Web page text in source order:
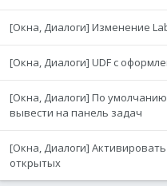
[Окна, Диалоги] Изменение
[Окна, Диалоги] UDF с
[Окна, Диалоги] По
вывести на панель задач
[Окна, Диалоги]
открытых